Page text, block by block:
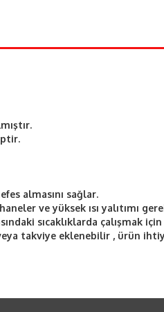
almasını sağlar.
ve yüksek ısı yalıtımı
sıcaklıklarda çalışmak
veya takviye eklenebilir , ürün